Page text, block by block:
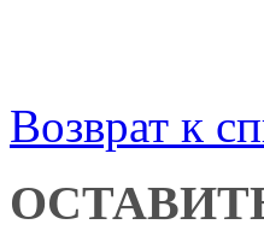
Возврат к